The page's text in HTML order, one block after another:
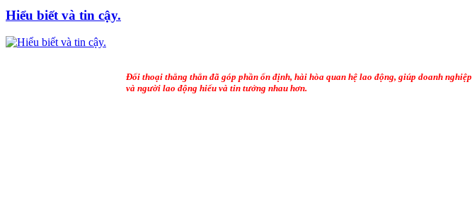
Hiểu biết và tin cậy.
Đối thoại thẳng thắn đã góp phần ổn định, hài hòa quan hệ lao động, giúp doanh nghiệp
và người lao động hiểu và tin tưởng nhau hơn.